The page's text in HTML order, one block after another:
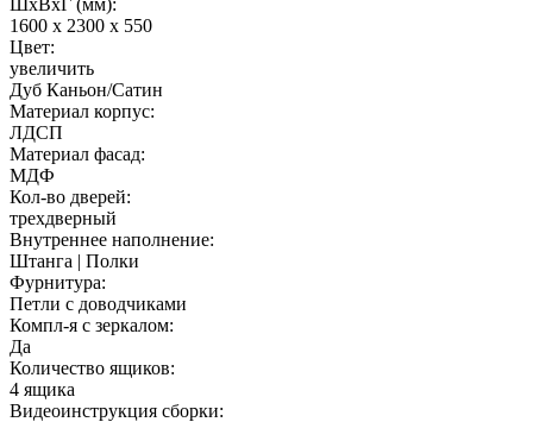
1600 х 2300 х 550
Цвет:
увеличить
Дуб Каньон/Сатин
Материал корпус:
ЛДСП
Материал фасад:
МДФ
Кол-во дверей:
трехдверный
Внутреннее наполнение:
Штанга | Полки
Фурнитура:
Петли с доводчиками
Компл-я с зеркалом:
Да
Количество ящиков:
4 ящика
Видеоинструкция сборки: